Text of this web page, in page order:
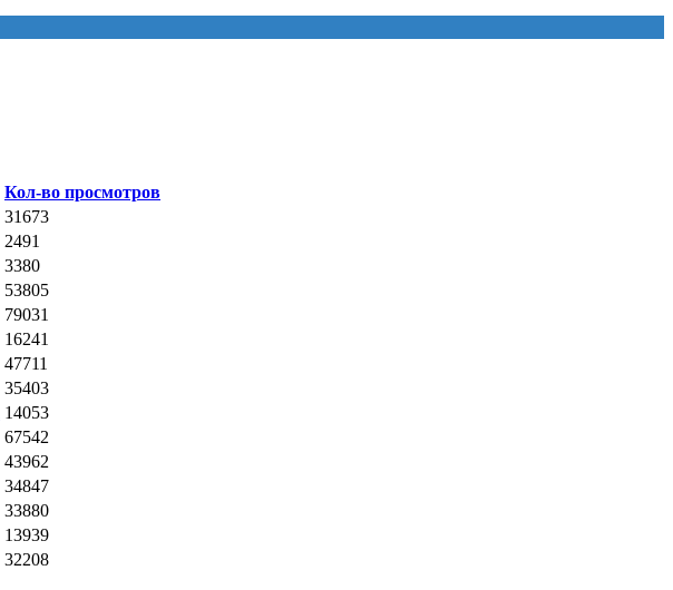
Кол-во просмотров
31673
2491
3380
53805
79031
16241
47711
35403
14053
67542
43962
34847
33880
13939
32208